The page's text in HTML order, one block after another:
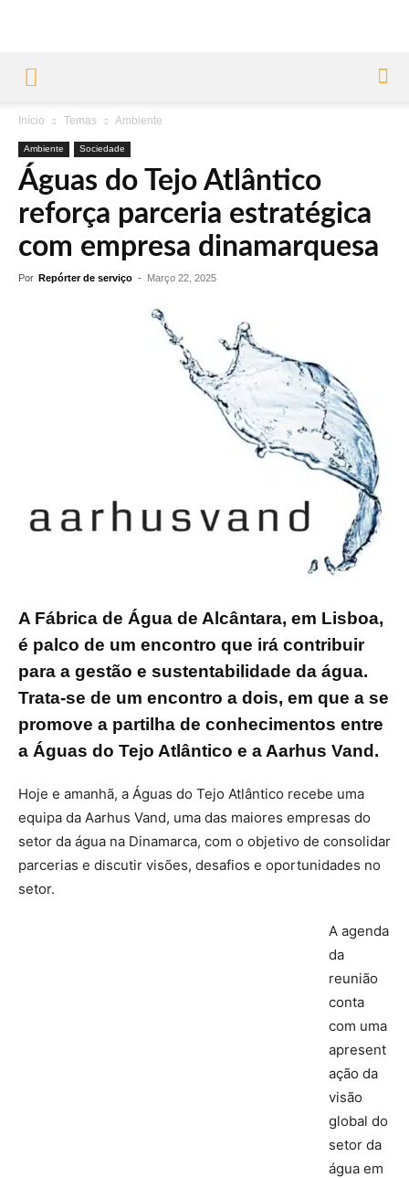
Início Temas Ambiente
Ambiente Sociedade
Águas do Tejo Atlântico
reforça parceria estratégica
com empresa dinamarquesa
Por Repórter de serviço - Março 22, 2025
A Fábrica de Água de Alcântara, em Lisboa,
é palco de um encontro que irá contribuir
para a gestão e sustentabilidade da água.
Trata-se de um encontro a dois, em que a se
promove a partilha de conhecimentos entre
a Águas do Tejo Atlântico e a Aarhus Vand.
Hoje e amanhã, a Águas do Tejo Atlântico recebe uma
equipa da Aarhus Vand, uma das maiores empresas do
setor da água na Dinamarca, com o objetivo de consolidar
parcerias e discutir visões, desafios e oportunidades no
setor.
A agenda
da
reunião
conta
com uma
apresent
ação da
visão
global do
setor da
água em